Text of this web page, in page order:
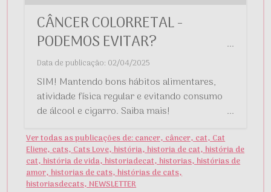
CÂNCER COLORRETAL -
PODEMOS EVITAR? ...
Data de publicação: 02/04/2025
SIM! Mantendo bons hábitos alimentares,
atividade física regular e evitando consumo
de álcool e cigarro. Saiba mais!
...
Ver todas as publicações de: cancer, câncer, cat, Cat
Eliene, cats, Cats Love, história, historia de cat, história de
cat, história de vida, historiadecat, historias, histórias de
amor, historias de cats, histórias de cats,
historiasdecats, NEWSLETTER